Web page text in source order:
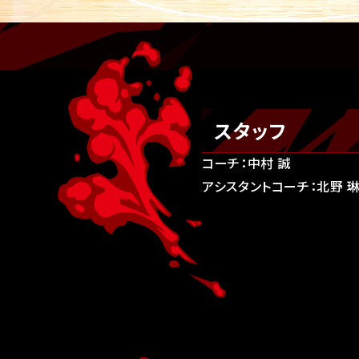
スタッフ
コーチ：中村 誠
アシスタントコーチ：北野